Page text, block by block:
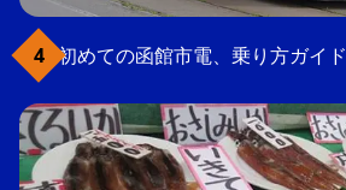
初めての函館市電、乗り方ガイド